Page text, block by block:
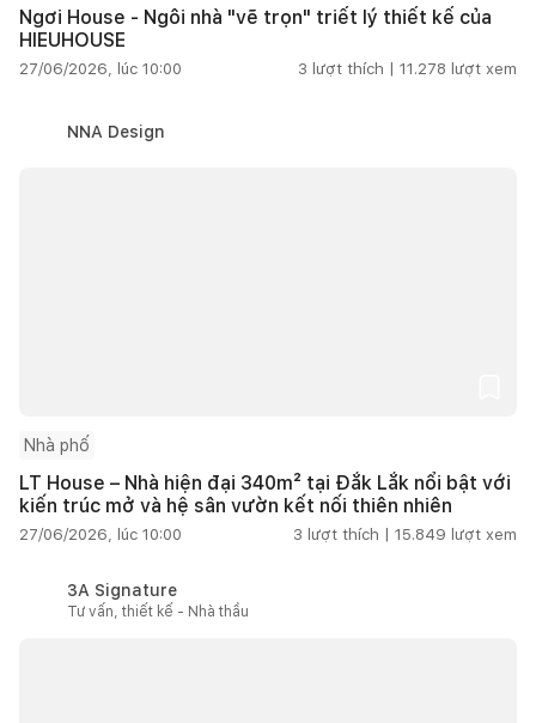
Ngơi House - Ngôi nhà "vẽ trọn" triết lý thiết kế của
HIEUHOUSE
27/06/2026, lúc 10:00 3 lượt thích | 11.278 lượt xem
NNA Design
Nhà phố
LT House – Nhà hiện đại 340m² tại Đắk Lắk nổi bật với
kiến trúc mở và hệ sân vườn kết nối thiên nhiên
27/06/2026, lúc 10:00 3 lượt thích | 15.849 lượt xem
3A Signature
Tư vấn, thiết kế - Nhà thầu